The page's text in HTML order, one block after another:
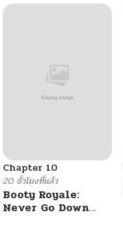
Chapter 10
20 ชั่วโมงที่แล้ว
Booty Royale:
Never Go Down